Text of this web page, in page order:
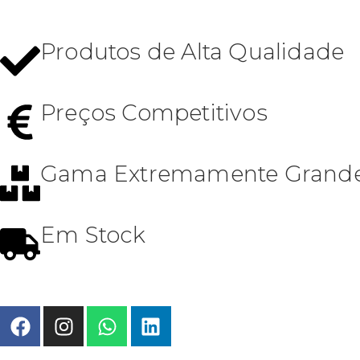
Produtos de Alta Qualidade
Preços Competitivos
Gama Extremamente
Em Stock